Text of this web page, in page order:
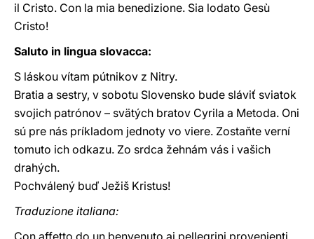
il Cristo. Con la mia benedizione. Sia lodato Gesù
Cristo!
Saluto in lingua slovacca:
S láskou vítam pútnikov z Nitry.
Bratia a sestry, v sobotu Slovensko bude sláviť sviatok
svojich patrónov – svätých bratov Cyrila a Metoda. Oni
sú pre nás príkladom jednoty vo viere. Zostaňte verní
tomuto ich odkazu. Zo srdca žehnám vás i vašich
drahých.
Pochválený buď Ježiš Kristus!
Traduzione italiana:
Con affetto do un benvenuto ai pellegrini provenienti